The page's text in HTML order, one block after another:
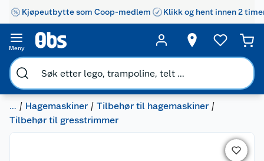
Kjøpeutbytte som Coop-medlem Klikk og hent innen 2
Meny
... Hagemaskiner
Tilbehør til hagemaskiner
Tilbehør til gresstrimmer